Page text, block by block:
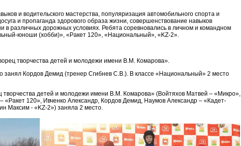
и водительского мастерства, популяризация автомобильного спорта и
и пропаганда здорового образа жизни, совершенствование навыков
в различных дорожных условиях. Ребята соревновались в личном и командном
юноши (хобби)», «Ракет 120», «Национальный», «KZ-2».
творчества детей и молодежи имени В.М. Комарова».
занял Кордов Демид (тренер Сгибнев С.В.). В классе «Национальный» 2 место
детей и молодежи имени В.М. Комарова» (Войтяхов Матвей – «Микро»,
120», Ивченко Александр, Кордов Демид, Наумов Александр – «Кадет-
Максим - «KZ-2») заняла 2 место.